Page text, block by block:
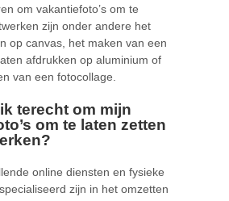
om vakantiefoto’s om te
zijn onder andere het
op canvas, het maken van een
afdrukken op aluminium of
van een fotocollage.
terecht om mijn
om te laten zetten
online diensten en fysieke
zijn in het omzetten